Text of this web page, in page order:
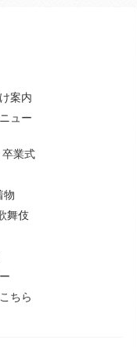
案内
ュー
卒業式
物
舞伎
ちら